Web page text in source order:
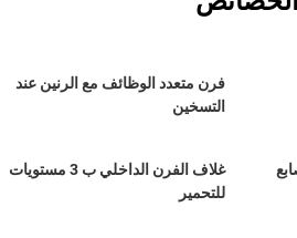
فرن متعدد الوظائف مع الرنين عند
التسخين
غلاف الفرن الداخلي ب 3 مستويات
للتحمير